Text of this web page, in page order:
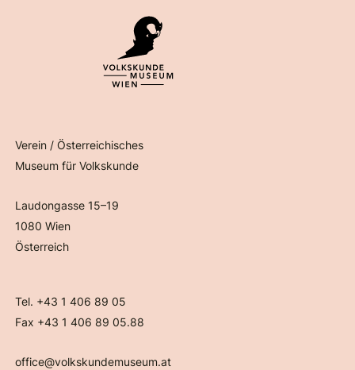
Verein / Österreichisches
Museum für Volkskunde
Laudongasse 15–19
1080 Wien
Österreich
Tel. +43 1 406 89 05
Fax +43 1 406 89 05.88
office@volkskundemuseum.at